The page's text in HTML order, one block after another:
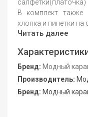
салфетки(платочка)
В комплект также
хлопка и пинетки на
Читать далее
Бренд: Модный
Производитель:
Бренд: Модный